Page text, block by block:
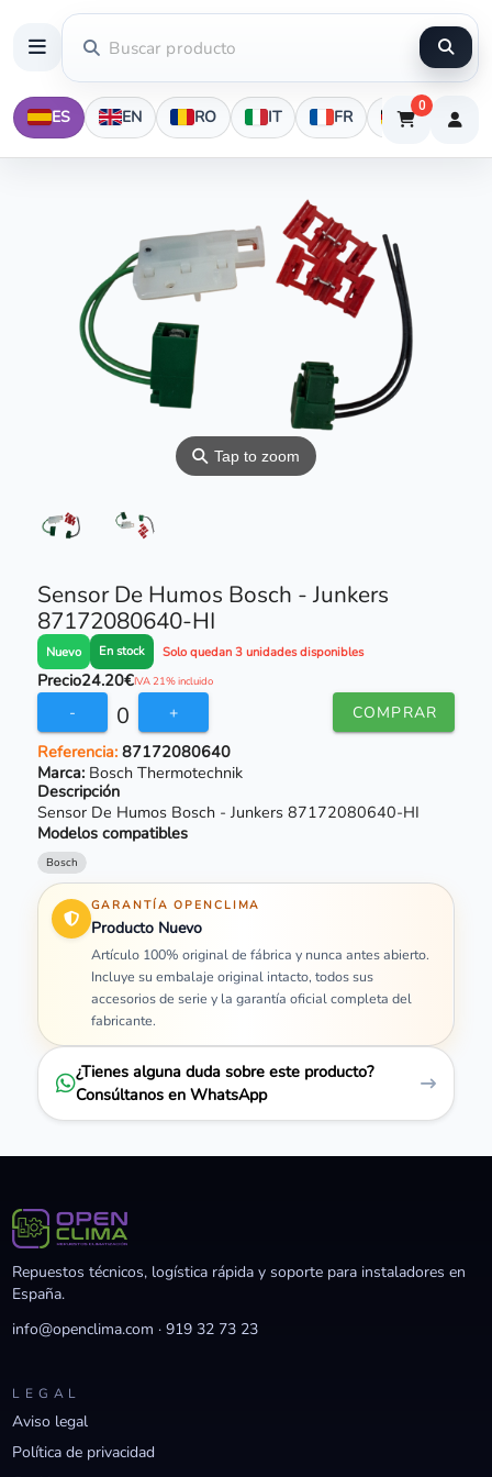
ES EN RO IT FR DE
0
⚲Tap to zoom
Sensor De Humos Bosch - Junkers
87172080640-HI
Nuevo En stock Solo quedan 3 unidades disponibles
Precio24.20€IVA 21% incluido
- 0 + COMPRAR
Referencia:87172080640
Marca: Bosch Thermotechnik
Descripción
Sensor De Humos Bosch - Junkers 87172080640-HI
Modelos compatibles
Bosch
GARANTÍA OPENCLIMA
Producto Nuevo
Artículo 100% original de fábrica y nunca antes abierto.
Incluye su embalaje original intacto, todos sus
accesorios de serie y la garantía oficial completa del
fabricante.
¿Tienes alguna duda sobre este producto?
Consúltanos en WhatsApp
Repuestos técnicos, logística rápida y soporte para instaladores en
España.
info@openclima.com ·919 32 73 23
LEGAL
Aviso legal
Política de privacidad